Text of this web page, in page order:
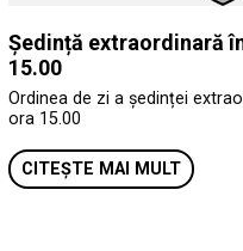
Ședință extraordinară
15.00
Ordinea de zi a ședinței
ora 15.00
CITEȘTE MAI MULT